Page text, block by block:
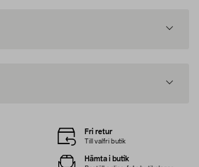
Fri retur
Till valfri butik
Hämta i butik